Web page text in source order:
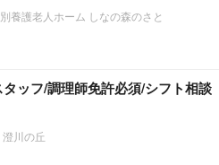
養護老人ホーム しなの森のさと
タッフ/調理師免許必須/シフト相談
川の丘